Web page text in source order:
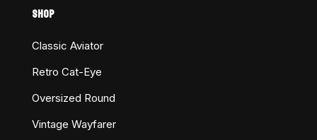
SHOP
Classic Aviator
Retro Cat-Eye
Oversized Round
Vintage Wayfarer